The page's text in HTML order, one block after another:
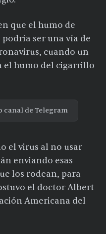
que el humo de
ser una vía de
cuando un
el humo del cigarrillo
canal de Telegram
el virus al no usar
enviando esas
los rodean, para
el doctor Albert
Americana del